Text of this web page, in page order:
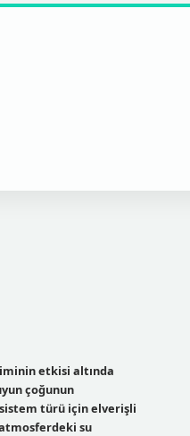
etkisi altında
çoğunun
türü için elverişli
su